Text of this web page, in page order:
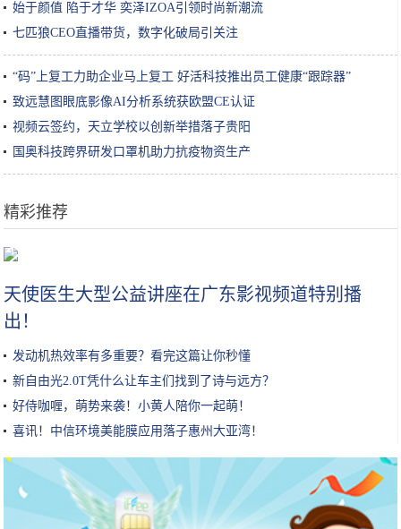
始于颜值 陷于才华 奕泽IZOA引领时尚新潮流
七匹狼CEO直播带货，数字化破局引关注
“码”上复工力助企业马上复工 好活科技推出员工健康“跟踪器”
致远慧图眼底影像AI分析系统获欧盟CE认证
视频云签约，天立学校以创新举措落子贵阳
国奥科技跨界研发口罩机助力抗疫物资生产
精彩推荐
不盲目跟风，化妆水一定要选适合自己肤质的才是王道！你选对了吗？
天使医生大型公益讲座在广东影视频道特别播
出！
发动机热效率有多重要？看完这篇让你秒懂
新自由光2.0T凭什么让车主们找到了诗与远方？
好侍咖喱，萌势来袭！小黄人陪你一起萌！
喜讯！中信环境美能膜应用落子惠州大亚湾！